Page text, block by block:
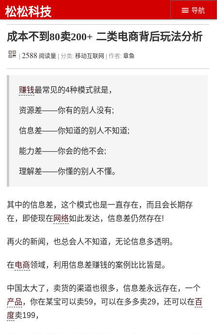
导航
松松科技
成本不到80卖200+ 二类电商背后玩法分析
|2588 阅读量 | 分类:移动互联网 | 作者:章鱼
赚钱最常见的4种模式就是，
资源差——你有的别人没有;
信息差——你知道的别人不知道;
能力差——你会的他不会;
理解差——你懂的别人不懂。
其中的信息差，这个模式也是一直存在，而且会长期存
在，即使现在 网络如此发达，信息差仍然存在!
再火的新闻，也总会人不知道，无论信息多透明。
在电商领域，利用信息差赚钱的案例比比皆是。
中国太大了，卖货的渠道也很多，信息差永远存在，一个
产品，你在某宝可以卖59，可以在多多卖29，还可以在百
度卖199，